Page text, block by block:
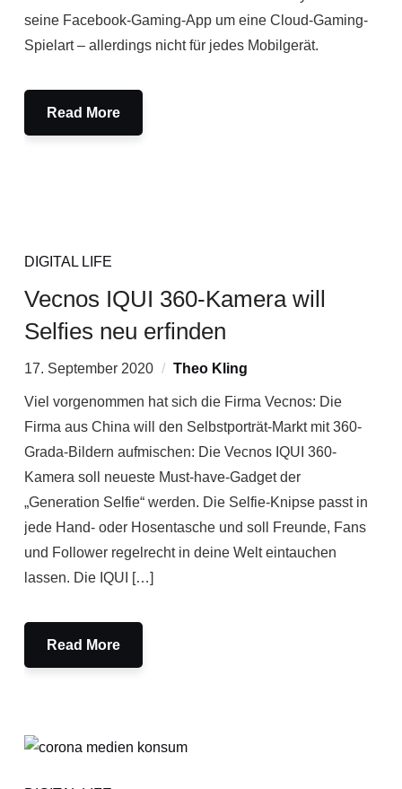
seine Facebook-Gaming-App um eine Cloud-Gaming-
Spielart – allerdings nicht für jedes Mobilgerät.
Read More
DIGITAL LIFE
Vecnos IQUI 360-Kamera will
Selfies neu erfinden
17. September 2020 Theo Kling
Viel vorgenommen hat sich die Firma Vecnos: Die
Firma aus China will den Selbstporträt-Markt mit 360-
Grada-Bildern aufmischen: Die Vecnos IQUI 360-
Kamera soll neueste Must-have-Gadget der
„Generation Selfie“ werden. Die Selfie-Knipse passt in
jede Hand- oder Hosentasche und soll Freunde, Fans
und Follower regelrecht in deine Welt eintauchen
lassen. Die IQUI […]
Read More